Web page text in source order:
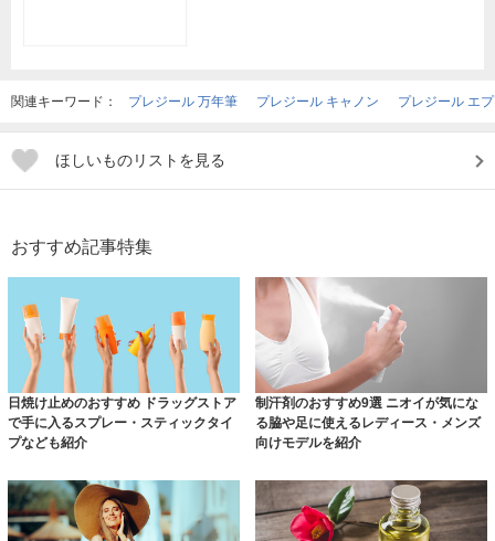
関連キーワード： プレジール 万年筆 プレジール キャノン プレジール エ
ほしいものリストを見る
おすすめ記事特集
日焼け止めのおすすめ ドラッグストア
で手に入るスプレー・スティックタイ
プなども紹介
制汗剤のおすすめ9選 ニオイが気にな
る脇や足に使えるレディース・メンズ
向けモデルを紹介